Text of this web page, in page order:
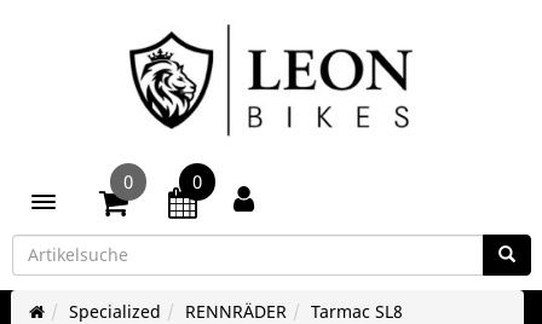
Toggle navigation
0 0
Specialized RENNRÄDER Tarmac SL8